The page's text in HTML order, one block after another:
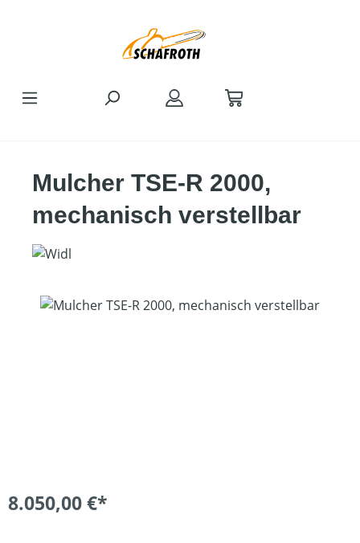
Mulcher TSE-R 2000,
mechanisch verstellbar
Bildergalerie überspringen
8.050,00 €*